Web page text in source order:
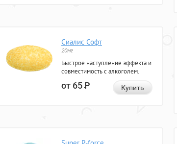
Сиалис Софт
20мг
Быстрое наступление эффекта и
совместимость с алкоголем.
от 65Р Купить